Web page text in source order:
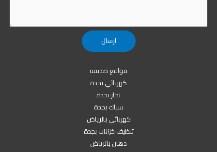
مواقع صديقة
كهربائي بجدة
نجار بجدة
سباك بجدة
كهربائي بالرياض
تنظيف خزانات بجدة
دهان بالرياض